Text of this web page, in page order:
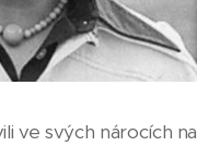
ve svých nárocích na